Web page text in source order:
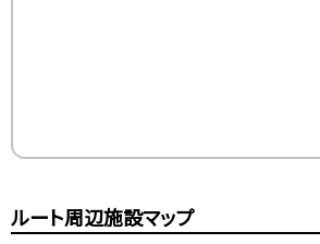
ルート周辺施設マップ